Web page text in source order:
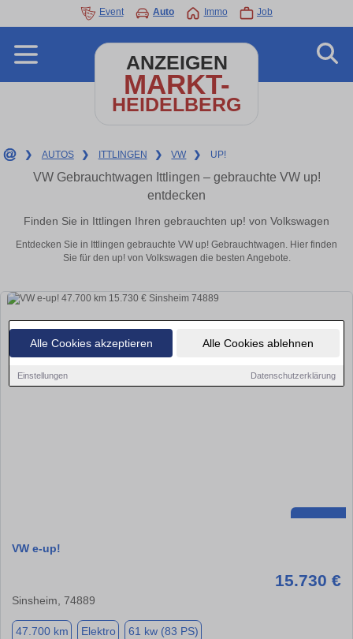
Alle Cookies akzeptieren Alle Cookies ablehnen
Einstellungen Datenschutzerklärung
Event Auto Immo Job
ANZEIGEN
MARKT-
HEIDELBERG
❯ AUTOS ❯ ITTLINGEN ❯ VW ❯ UP!
VW Gebrauchtwagen Ittlingen – gebrauchte VW up!
entdecken
Finden Sie in Ittlingen Ihren gebrauchten up! von Volkswagen
Entdecken Sie in Ittlingen gebrauchte VW up! Gebrauchtwagen. Hier finden
Sie für den up! von Volkswagen die besten Angebote.
VW e-up!
15.730 €
Sinsheim, 74889
47.700 km Elektro 61 kw (83 PS)